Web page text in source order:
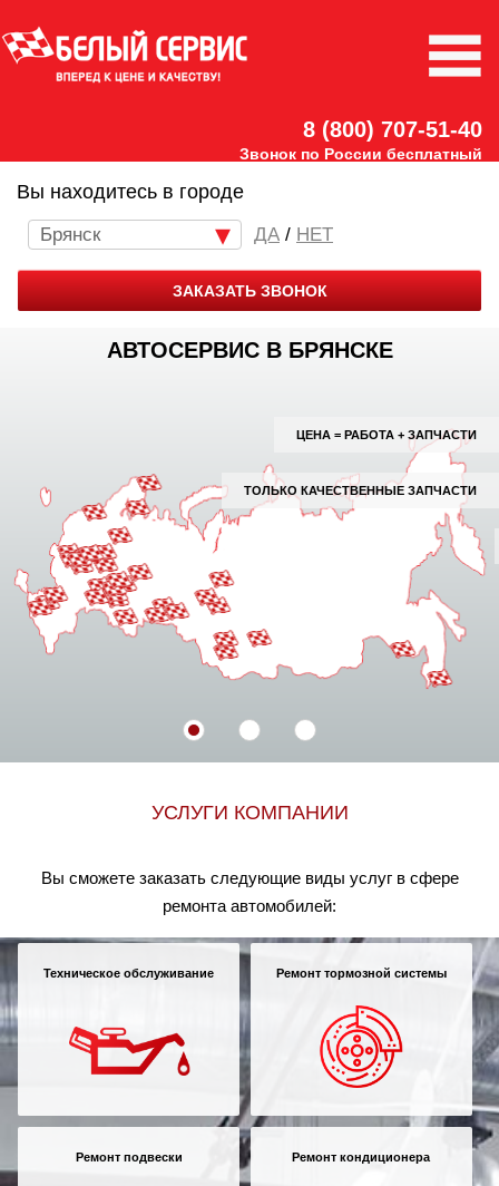
8 (800) 707-51-40
Звонок по России бесплатный
Вы находитесь в городе
Брянск / НЕТ
ЗАКАЗАТЬ ЗВОНОК
АВТОСЕРВИС В БРЯНСКЕ
ЦЕНА = РАБОТА + ЗАПЧАСТИ
ТОЛЬКО КАЧЕСТВЕННЫЕ ЗАПЧАСТИ
ГАРАНТИЯ НА ВСЕ ВИДЫ РАБОТ И ЗАПЧАСТЕЙ
УСЛУГИ КОМПАНИИ
Вы сможете заказать следующие виды услуг в сфере
ремонта автомобилей:
Техническое обслуживание Ремонт тормозной системы
Ремонт подвески Ремонт кондиционера